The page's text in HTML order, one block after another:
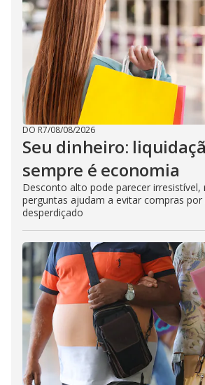
DO R7/08/08/2026
Seu dinheiro:
sempre é economia
Desconto alto pode parecer irresistível,
perguntas ajudam a evitar compras
desperdiçado